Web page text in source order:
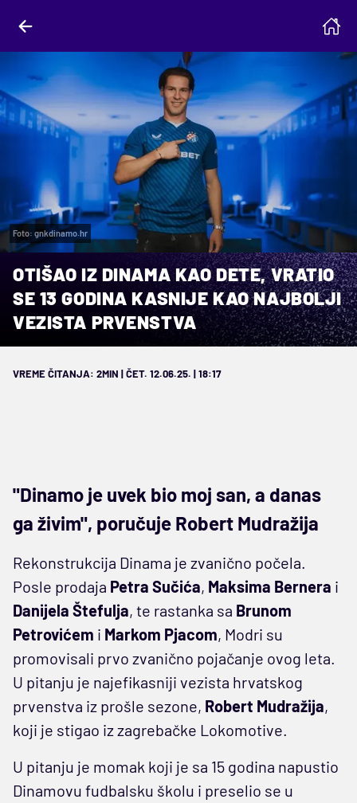
Foto: gnkdinamo.hr
OTIŠAO IZ DINAMA KAO DETE, VRATIO
SE 13 GODINA KASNIJE KAO NAJBOLJI
VEZISTA PRVENSTVA
VREME ČITANJA: 2MIN | ČET. 12.06.25. | 18:17
"Dinamo je uvek bio moj san, a danas
ga živim", poručuje Robert Mudražija
Rekonstrukcija Dinama je zvanično počela.
Posle prodaja Petra Sučića, Maksima Bernera i
Danijela Štefulja, te rastanka sa Brunom
Petrovićem i Markom Pjacom, Modri su
promovisali prvo zvanično pojačanje ovog leta.
U pitanju je najefikasniji vezista hrvatskog
prvenstva iz prošle sezone, Robert Mudražija,
koji je stigao iz zagrebačke Lokomotive.
U pitanju je momak koji je sa 15 godina napustio
Dinamovu fudbalsku školu i preselio se u